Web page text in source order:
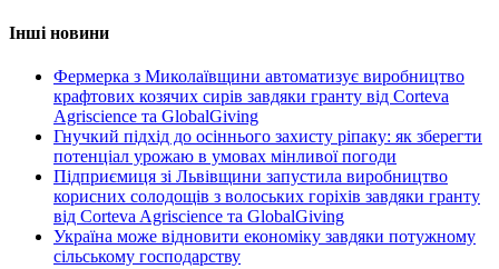
Інші новини
Фермерка з Миколаївщини автоматизує виробництво
крафтових козячих сирів завдяки гранту від Corteva
Agriscience та GlobalGiving
Гнучкий підхід до осіннього захисту ріпаку: як зберегти
потенціал урожаю в умовах мінливої погоди
Підприємиця зі Львівщини запустила виробництво
корисних солодощів з волоських горіхів завдяки гранту
від Corteva Agriscience та GlobalGiving
Україна може відновити економіку завдяки потужному
сільському господарству